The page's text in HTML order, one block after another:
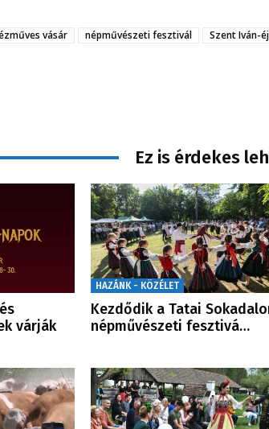
vásár népművészeti fesztivál
Szent Iván-
Ez is érdekes
várják
HAZÁNK - KÖZÉLET
Kezdődik a Tatai
népművészeti fesztivá…